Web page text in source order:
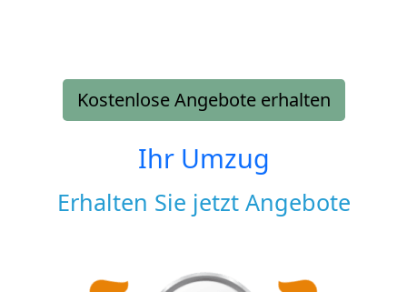
Kostenlose Angebote erhalten
Ihr Umzug
Erhalten Sie jetzt Angebote